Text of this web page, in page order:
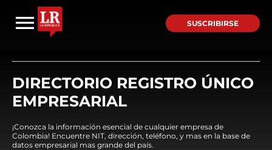
SUSCRIBIRSE
DIRECTORIO REGISTRO ÚNICO
EMPRESARIAL
¡Conozca la información esencial de cualquier empresa de
Colombia! Encuentre NIT, dirección, teléfono, y mas en la base de
datos empresarial mas grande del país.